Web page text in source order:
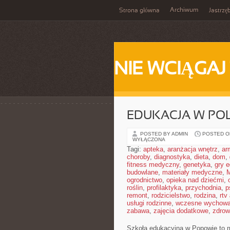
Strona główna Archiwum
NIE WCIĄGAJ
EDUKACJA W
POSTED BY ADMIN POSTED
WYŁĄCZONA
Tagi: apteka, aranżacja wnętrz,
choroby, diagnostyka, dieta, dom,
fitness medyczny, genetyka, gry
budowlane, materiały medyczne,
ogrodnictwo, opieka nad dziećmi,
roślin, profilaktyka, przychodnia,
remont, rodzicielstwo, rodzina, rtv
usługi rodzinne, wczesne
zabawa, zajęcia dodatkowe,
Szkoła edukacyjna w Popowie to